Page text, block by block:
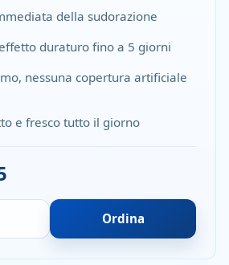
della sudorazione
duraturo fino a 5 giorni
nessuna copertura artificiale
e fresco tutto il giorno
Ordina